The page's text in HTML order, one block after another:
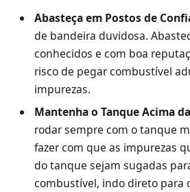
Abasteça em Postos de
de bandeira duvidosa.
conhecidos e com boa
risco de pegar combustível
impurezas.
Mantenha o Tanque Acima
rodar sempre com o tanque
fazer com que as impurezas
do tanque sejam sugadas
combustível, indo direto para